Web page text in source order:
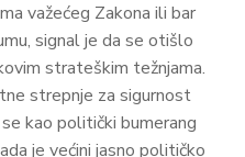
važećeg Zakona ili bar
signal je da se otišlo
strateškim težnjama.
strepnje za sigurnost
kao politički bumerang
je većini jasno političko